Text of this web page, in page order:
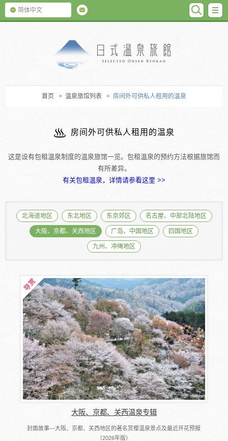
简体中文
首页 > 温泉旅馆列表 > 房间外可供私人租用的温泉
房间外可供私人租用的温泉
这是设有包租温泉制度的温泉旅馆一览。包租温泉的预约方法根据旅馆而
有所差异。
有关包租温泉，详情请参看这里 >>
北海道地区 东北地区 东京郊区 名古屋、中部北陆地区
大阪、京都、关西地区 广岛、中国地区 四国地区
九州、冲绳地区
大阪、京都、关西温泉专辑
封面故事―大阪、京都、关西地区的著名赏樱温泉景点及最近开花预报
（2026年版）